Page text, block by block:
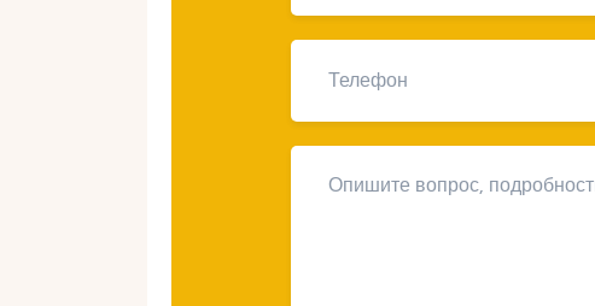
Yas Waterworld (Абу-
Более 40 аттракционов, включая зоны
экстремальные горки.